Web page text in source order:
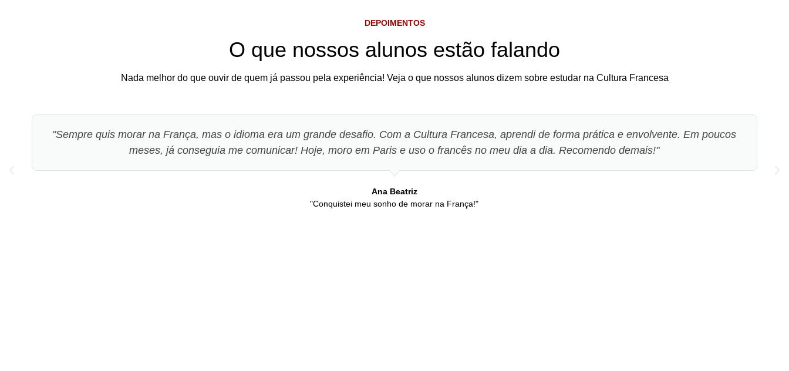
DEPOIMENTOS
O que nossos alunos estão falando
Nada melhor do que ouvir de quem já passou pela experiência! Veja o que nossos alunos dizem sobre estudar na Cultura Francesa
"Sempre quis morar na França, mas o idioma era um grande desafio. Com a Cultura Francesa, aprendi de forma prática e envolvente. Em poucos
meses, já conseguia me comunicar! Hoje, moro em Paris e uso o francês no meu dia a dia. Recomendo demais!"
Ana Beatriz
"Conquistei meu sonho de morar na França!"